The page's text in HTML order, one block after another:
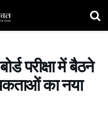
परीक्षा में बैठने
का नया